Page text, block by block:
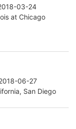
03-24
at Chicago
06-27
San Diego